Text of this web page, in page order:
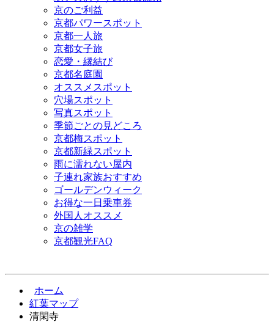
京のご利益
京都パワースポット
京都一人旅
京都女子旅
恋愛・縁結び
京都名庭園
オススメスポット
穴場スポット
写真スポット
季節ごとの見どころ
京都梅スポット
京都新緑スポット
雨に濡れない屋内
子連れ家族おすすめ
ゴールデンウィーク
お得な一日乗車券
外国人オススメ
京の雑学
京都観光FAQ
ホーム
紅葉マップ
清閑寺